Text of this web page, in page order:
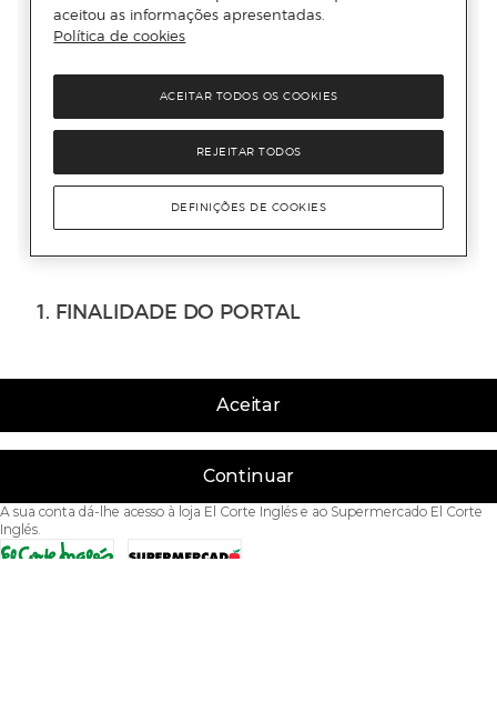
Aceitar
Continuar
A sua conta dá-lhe acesso à loja El Corte Inglés e ao Supermercado El Corte
Inglés.